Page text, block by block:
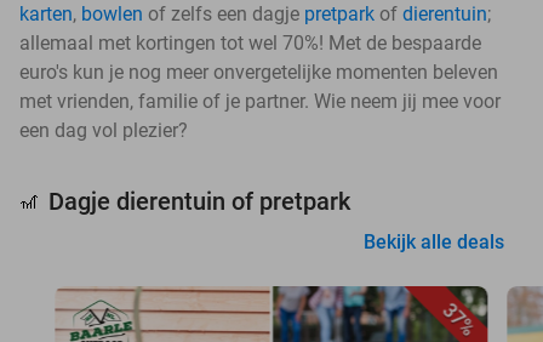
karten, bowlen of zelfs een dagje pretpark of dierentuin;
allemaal met kortingen tot wel 70%! Met de bespaarde
euro's kun je nog meer onvergetelijke momenten beleven
met vrienden, familie of je partner. Wie neem jij mee voor
een dag vol plezier?
🎢 Dagje dierentuin of pretpark
Bekijk alle deals
37%